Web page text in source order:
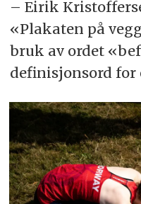
– Eirik
«Plakaten på
bruk av ordet
definisjonsord for